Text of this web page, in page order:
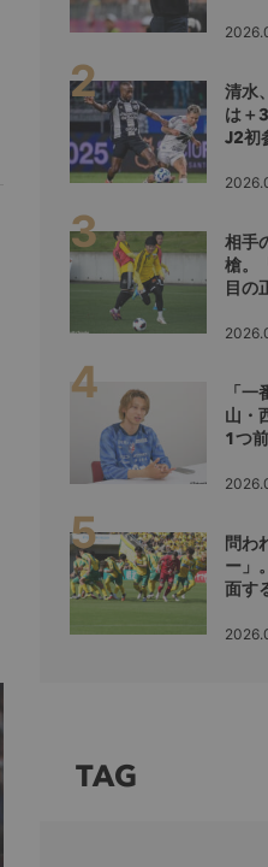
清水
は＋
J2初
相手
槍。
目の
「
山・
1つ
問わ
ー」
面す
TAG